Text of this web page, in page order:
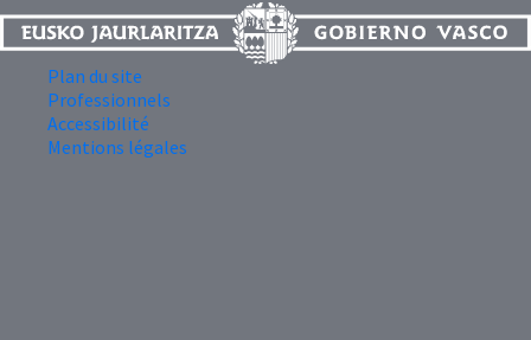
Plan du site
Professionnels
Accessibilité
Mentions légales